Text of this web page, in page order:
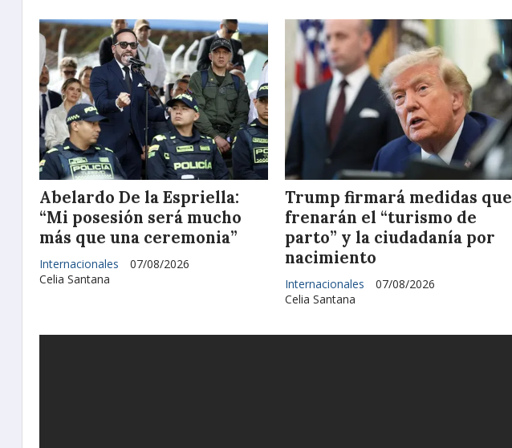
Abelardo De la Espriella:
“Mi posesión será mucho
más que una ceremonia”
Celia Santana
Internacionales 07/08/2026
Trump firmará medidas que
frenarán el “turismo de
parto” y la ciudadanía por
nacimiento
Celia Santana
Internacionales 07/08/2026